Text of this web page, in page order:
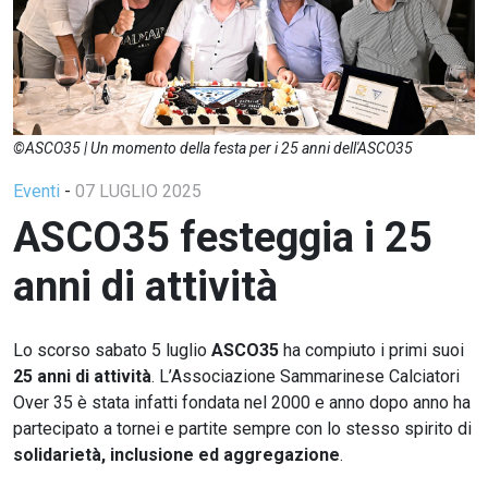
©ASCO35 | Un momento della festa per i 25 anni dell'ASCO35
Eventi - 07 LUGLIO 2025
ASCO35 festeggia i 25
anni di attività
Lo scorso sabato 5 luglio ASCO35 ha compiuto i primi suoi
25 anni di attività. L’Associazione Sammarinese Calciatori
Over 35 è stata infatti fondata nel 2000 e anno dopo anno ha
partecipato a tornei e partite sempre con lo stesso spirito di
solidarietà, inclusione ed aggregazione.